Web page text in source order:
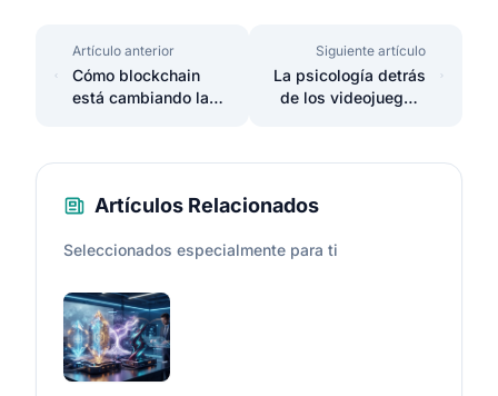
Artículo anterior
Cómo blockchain
está cambiando la
Siguiente artículo
La psicología detrás
de los videojuegos:
Artículos Relacionados
Seleccionados especialmente para ti